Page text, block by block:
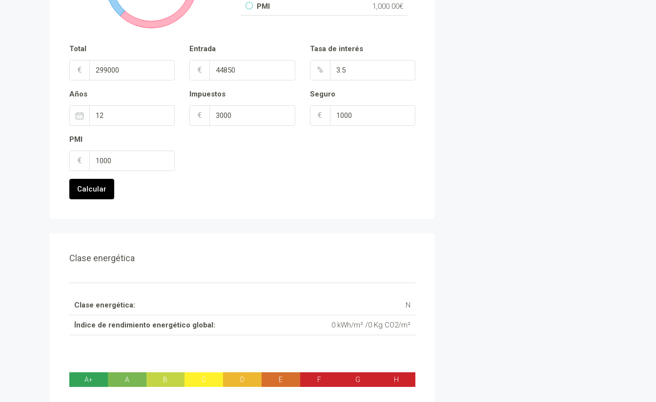
PMI 1,000.00€
Total
€
Entrada
€
Tasa de interés
%
Años Impuestos
€
Seguro
€
PMI
€
Calcular
Clase energética
Clase energética: N
Índice de rendimiento energético global: 0 kWh/m² /0 Kg CO2/m²
A+ A B C D E F G H